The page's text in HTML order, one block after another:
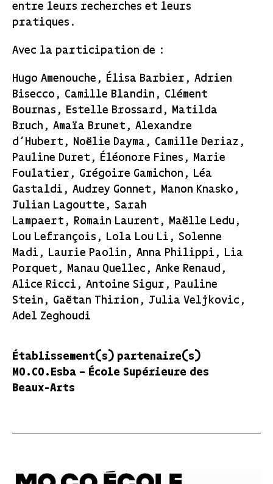
entre leurs recherches et leurs
pratiques.
Avec la participation de :
Hugo Amenouche, Élisa Barbier, Adrien
Bisecco, Camille Blandin, Clément
Bournas, Estelle Brossard, Matilda
Bruch, Amaïa Brunet, Alexandre
d’Hubert, Noëlie Dayma, Camille Deriaz,
Pauline Duret, Éléonore Fines, Marie
Foulatier, Grégoire Gamichon, Léa
Gastaldi, Audrey Gonnet, Manon Knasko,
Julian Lagoutte, Sarah
Lampaert, Romain Laurent, Maëlle Ledu,
Lou Lefrançois, Lola Lou Li, Solenne
Madi, Laurie Paolin, Anna Philippi, Lia
Porquet, Manau Quellec, Anke Renaud,
Alice Ricci, Antoine Sigur, Pauline
Stein, Gaëtan Thirion, Julia Veljkovic,
Adel Zeghoudi
Établissement(s) partenaire(s)
MO.CO.Esba – École Supérieure des
Beaux-Arts